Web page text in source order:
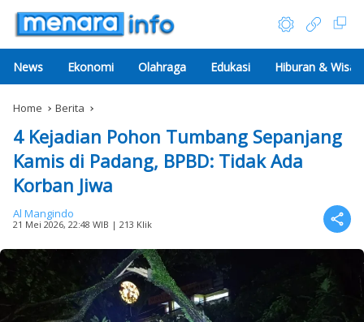
News Ekonomi Olahraga Edukasi Hiburan &
Home Berita
4 Kejadian Pohon Tumbang Sepanjang
Kamis di Padang, BPBD: Tidak Ada
Korban Jiwa
Al Mangindo
21 Mei 2026, 22:48 WIB | 213 Klik